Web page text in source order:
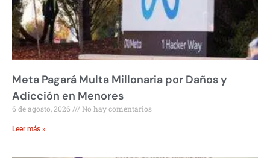
Meta Pagará Multa Millonaria por Daños y
Adicción en Menores
6 de agosto, 2026 No hay comentarios
Leer más »